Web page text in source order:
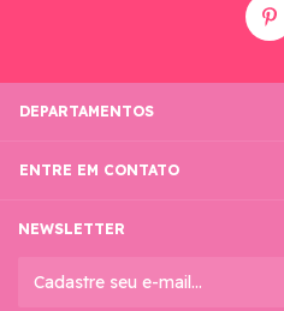
DEPARTAMENTOS
ENTRE EM CONTATO
NEWSLETTER